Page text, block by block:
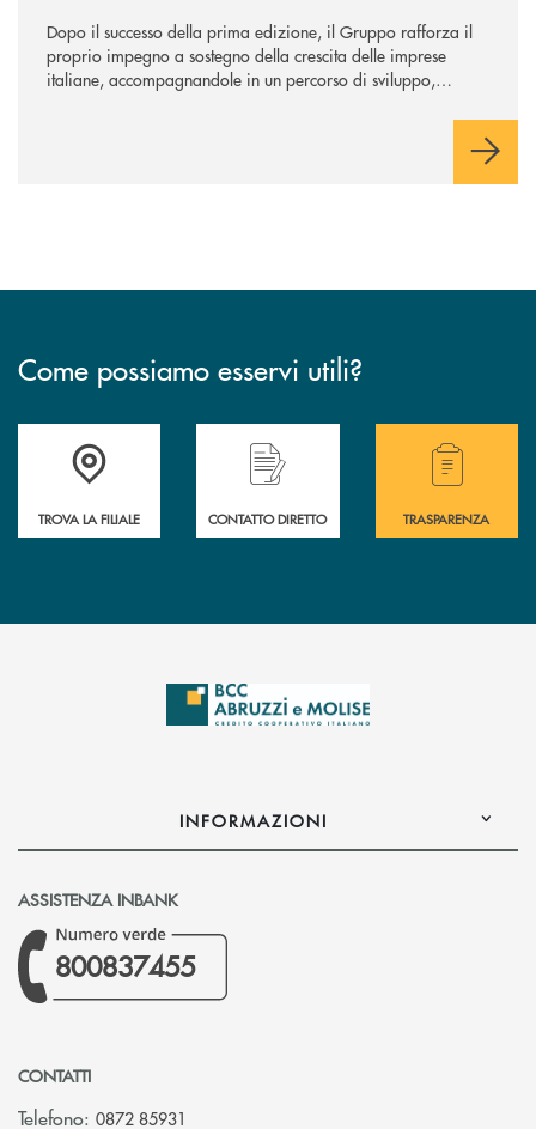
Dopo il successo della prima edizione, il Gruppo rafforza il
proprio impegno a sostegno della crescita delle imprese
italiane, accompagnandole in un percorso di sviluppo,
Come possiamo esservi utili?
Accedi all' elenco completo delle filiali .
TROVA LA FILIALE CONTATTO DIRETTO
Hai bisogno di
TRASPARENZA
INFORMAZIONI
ASSISTENZA INBANK
800837455
CONTATTI
Telefono: 0872 85931